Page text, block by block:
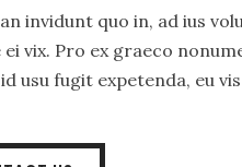
invidunt quo in, ad ius
ei vix. Pro ex graeco
usu fugit expetenda, eu